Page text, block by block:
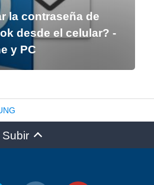
la contraseña de
desde el celular? -
y PC
Subir